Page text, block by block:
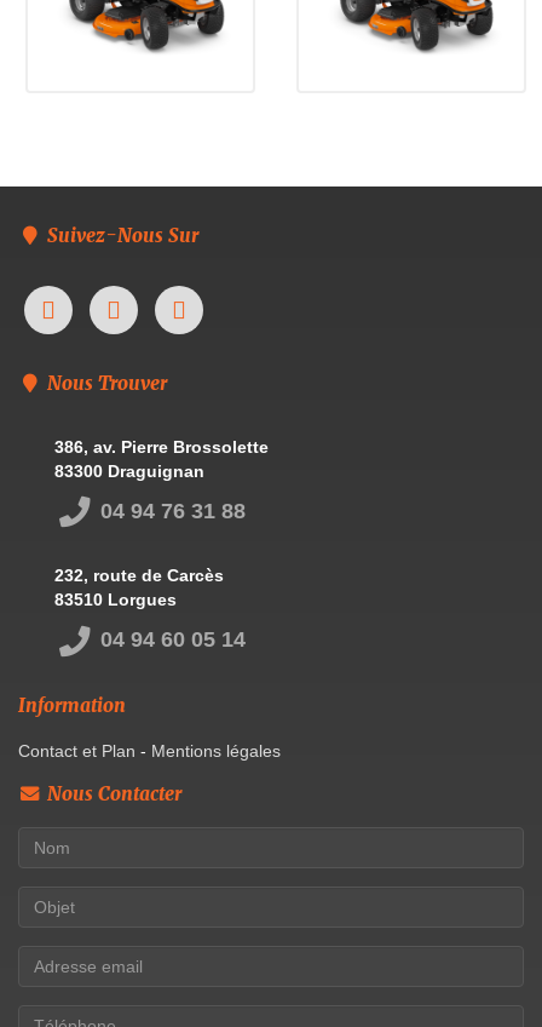
Suivez-Nous Sur
Nous Trouver
386, av. Pierre Brossolette
83300 Draguignan
04 94 76 31 88
232, route de Carcès
83510 Lorgues
04 94 60 05 14
Information
Contact et Plan - Mentions légales
Nous Contacter